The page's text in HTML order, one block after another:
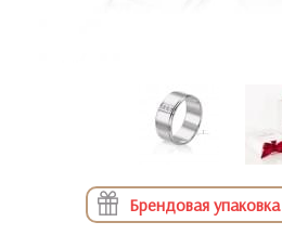
Брендовая упаковка